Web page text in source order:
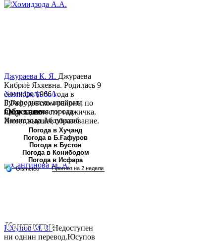
Хомидзода А.А.
Руководитель аппарата
председателя города
Хомидзода Абдувахоб
Абдумаджид родился 8
июня 1978 года в городе
Худжанде. По
национальности...
Джураева К. Я. Джураева
Кибриё Яхяевна. Родилась 9
сентября 1966 года в
Б.Гафуровском районе, по
национальности таджичка.
Имеет высшее образование.
В 1997 ...
Юсупов М. З.Недоступен
ни однин перевод.Юсупов
Обу хаво
Погода в Хуҷанд
Погода в Б.Ғафуров
Погода в Бустон
Погода в Конибодом
Погода в Исфара
Контакты: